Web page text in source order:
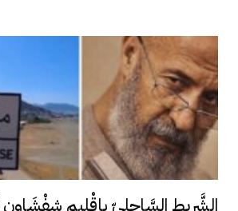
الشَّرِيط السَّاحِلِيّ بإقْلِيم شِفْشَاون